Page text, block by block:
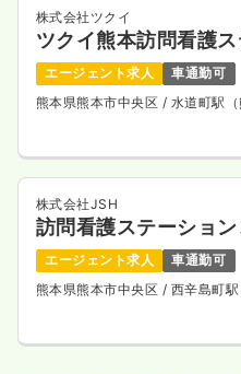
株式会社ツクイ
ツクイ熊本訪問看護
エージェント求人
車通勤可
熊本県熊本市中央区 / 水道町駅
株式会社JSH
訪問看護ステーショ
エージェント求人
車通勤可
熊本県熊本市中央区 / 西辛島町